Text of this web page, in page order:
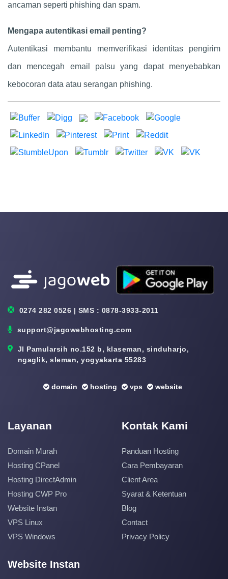
ancaman seperti phishing dan spam.
Mengapa autentikasi email penting?
Autentikasi membantu memverifikasi identitas pengirim
dan mencegah email palsu yang dapat menyebabkan
kebocoran data atau serangan phishing.
0274 282 0526 | SMS : 0878-3933-2011
support@jagowebhosting.com
Jl Pamularsih no.152 b, klaseman, sinduharjo,
ngaglik, sleman, yogyakarta 55283
domain hosting vps website
Layanan
Domain Murah
Hosting CPanel
Hosting DirectAdmin
Hosting CWP Pro
Website Instan
VPS Linux
VPS Windows
Kontak Kami
Panduan Hosting
Cara Pembayaran
Client Area
Syarat & Ketentuan
Blog
Contact
Privacy Policy
Website Instan